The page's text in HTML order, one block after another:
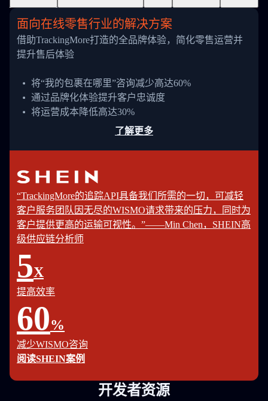
面向在线零售行业的解决方案
借助TrackingMore打造的全品牌体验，简化零售运营并
提升售后体验
将“我的包裹在哪里”咨询减少高达60%
通过品牌化体验提升客户忠诚度
将运营成本降低高达30%
了解更多
“TrackingMore的追踪API具备我们所需的一切，可减轻
客户服务团队因无尽的WISMO请求带来的压力，同时为
客户提供更高的运输可视性。”——Min Chen，SHEIN高
级供应链分析师
5X
提高效率
60%
减少WISMO咨询
阅读SHEIN案例
开发者资源